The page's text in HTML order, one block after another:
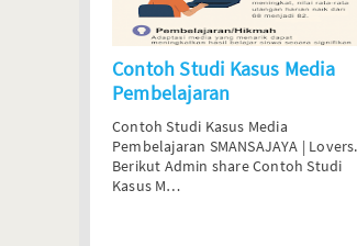
Contoh Studi Kasus Media
Pembelajaran
Contoh Studi Kasus Media
Pembelajaran SMANSAJAYA |
Berikut Admin share Contoh Studi
Kasus M…